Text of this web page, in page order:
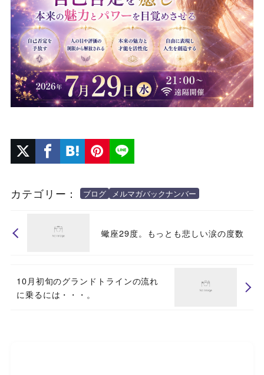
カテゴリー： ブログ メルマガバックナンバー
蠍座29度。もっとも悲しい涙の度数
10月初旬のグランドトラインの流れ
に乗るには・・・。